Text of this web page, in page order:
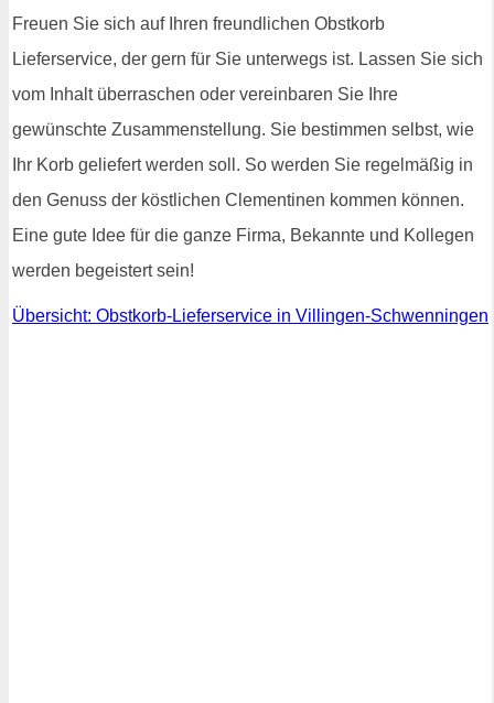
Freuen Sie sich auf Ihren freundlichen Obstkorb
Lieferservice, der gern für Sie unterwegs ist. Lassen Sie sich
vom Inhalt überraschen oder vereinbaren Sie Ihre
gewünschte Zusammenstellung. Sie bestimmen selbst, wie
Ihr Korb geliefert werden soll. So werden Sie regelmäßig in
den Genuss der köstlichen Clementinen kommen können.
Eine gute Idee für die ganze Firma, Bekannte und Kollegen
werden begeistert sein!
Übersicht: Obstkorb-Lieferservice in Villingen-Schwenningen